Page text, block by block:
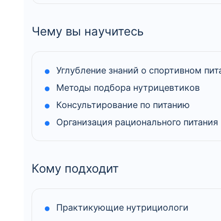
Чему вы научитесь
Углубление знаний о спортивном
Методы подбора нутрицевтиков
Консультирование по питанию
Организация рационального питания
Кому подходит
Практикующие нутрициологи